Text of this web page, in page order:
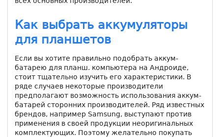
Как выбрать аккумуляторы
для планшетов
Если вы хотите правильно подобрать аккум-
батарею для планш. компьютера на Андроиде,
стоит тщательно изучить его характеристики. В
ряде случаев некоторые производители
предполагают возможность использования аккум-
батарей сторонних производителей. Ряд известных
брендов, например Samsung, выступают против
применения в своей продукции неоригинальных
комплектующих. Поэтому желательно покупать